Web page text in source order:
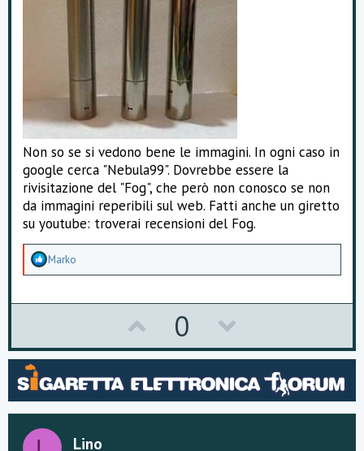
Non so se si vedono bene le immagini. In ogni caso in
google cerca "Nebula99". Dovrebbe essere la
rivisitazione del "Fog", che però non conosco se non
da immagini reperibili sul web. Fatti anche un giretto
su youtube: troverai recensioni del Fog.
A
a
m
e
n
t
i
:
Marko
p
v
o
0
o
w
n
Lino